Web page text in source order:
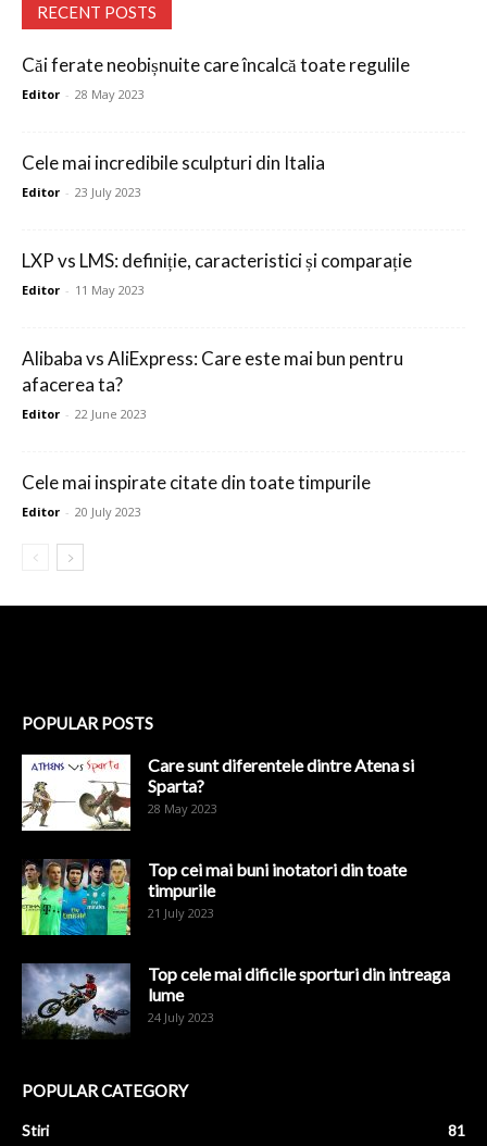
RECENT POSTS
Căi ferate neobișnuite care încalcă toate regulile
Editor - 28 May 2023
Cele mai incredibile sculpturi din Italia
Editor - 23 July 2023
LXP vs LMS: definiție, caracteristici și comparație
Editor - 11 May 2023
Alibaba vs AliExpress: Care este mai bun pentru
afacerea ta?
Editor - 22 June 2023
Cele mai inspirate citate din toate timpurile
Editor - 20 July 2023
POPULAR POSTS
Care sunt diferentele dintre Atena si
Sparta?
28 May 2023
Top cei mai buni inotatori din toate
timpurile
21 July 2023
Top cele mai dificile sporturi din intreaga
lume
24 July 2023
POPULAR CATEGORY
Stiri 81